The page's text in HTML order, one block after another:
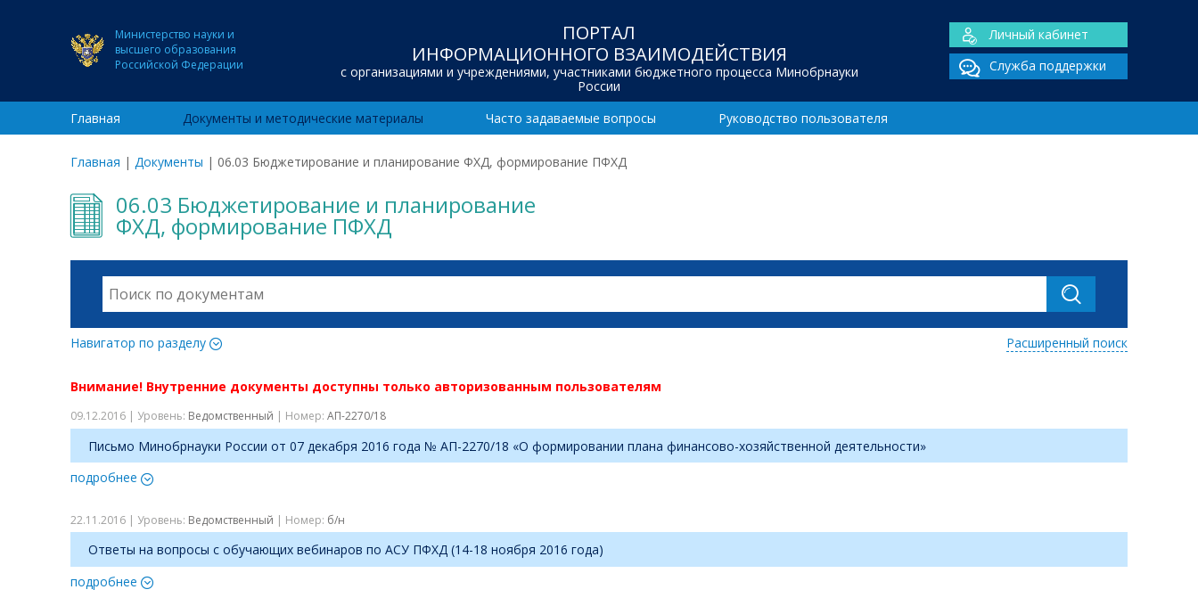
Министерство науки и
высшего образования
Российской Федерации
ПОРТАЛ
ИНФОРМАЦИОННОГО ВЗАИМОДЕЙСТВИЯ
с организациями и учреждениями, участниками бюджетного процесса Минобрнауки
России
Личный кабинет
Служба поддержки
Главная Документы и методические материалы Часто задаваемые вопросы Руководство пользователя
Главная | Документы | 06.03 Бюджетирование и планирование ФХД, формирование ПФХД
06.03 Бюджетирование и планирование
ФХД, формирование ПФХД
Навигатор по разделу Расширенный поиск
Внимание! Внутренние документы доступны только авторизованным пользователям
09.12.2016 | Уровень: Ведомственный | Номер: АП-2270/18
Письмо Минобрнауки России от 07 декабря 2016 года № АП-2270/18 «О формировании плана финансово-хозяйственной деятельности»
подробнее
22.11.2016 | Уровень: Ведомственный | Номер: б/н
Ответы на вопросы с обучающих вебинаров по АСУ ПФХД (14-18 ноября 2016 года)
подробнее